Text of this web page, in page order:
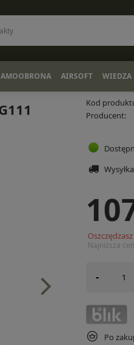
AIRSOFT WIEDZA
Kod
Producent:
Oszczędzasz
Najniższa
-
Po